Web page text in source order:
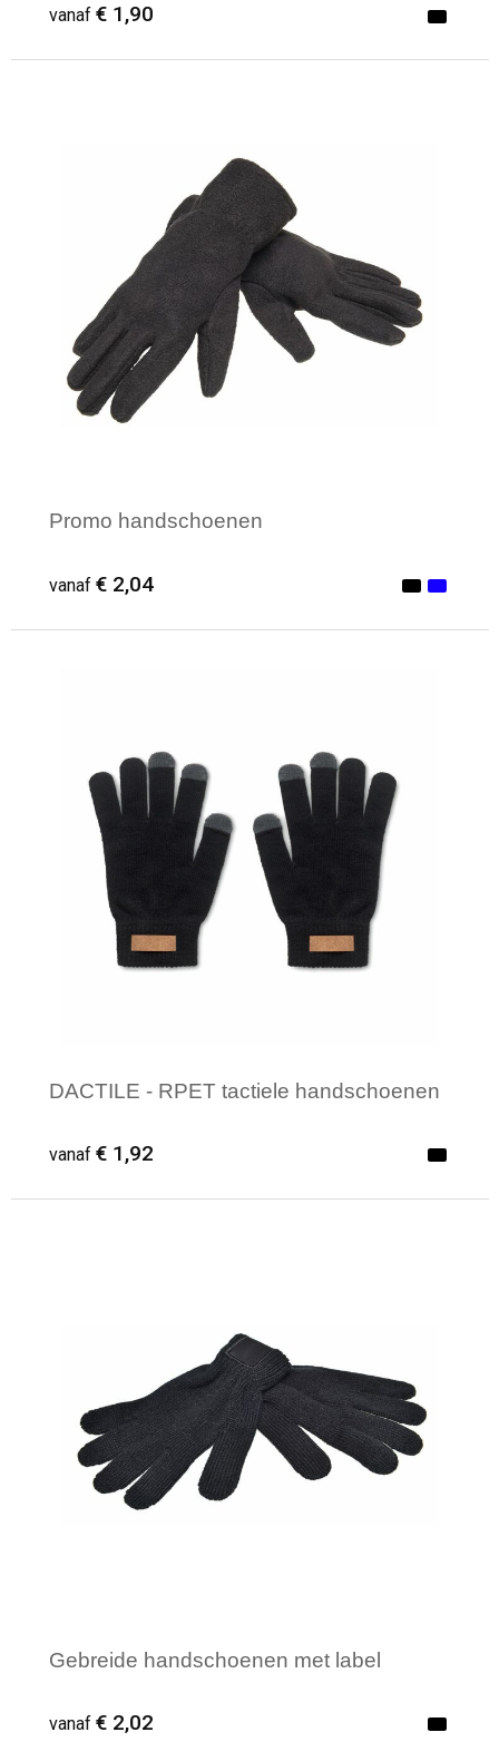
vanaf € 1,90
Promo handschoenen
vanaf € 2,04
DACTILE - RPET tactiele handschoenen
vanaf € 1,92
Gebreide handschoenen met label
vanaf € 2,02